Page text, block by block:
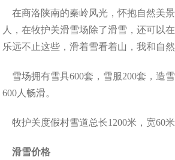
在商洛陕南的秦岭风光，怀抱自然美
人，在牧护关滑雪场除了滑雪，还可以
乐远不止这些，滑着雪看着山，我和自然
雪场拥有雪具600套，雪服200套，造
600人畅滑。
牧护关度假村雪道总长1200米，宽60米
滑雪价格